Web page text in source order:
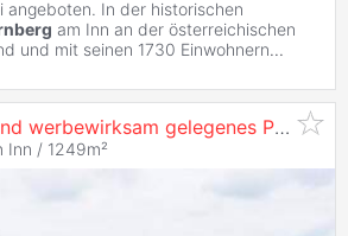
angeboten. In der historischen
am Inn an der österreichischen
und mit seinen 1730 Einwohnern...
Verkehrsgünstig und werbewirksam gelegenes Pachtgrundstück
Inn / 1249m²